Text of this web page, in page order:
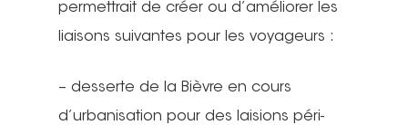
permettrait de créer ou d’améliorer les
liaisons suivantes pour les voyageurs :
– desserte de la Bièvre en cours
d’urbanisation pour des laisions péri-